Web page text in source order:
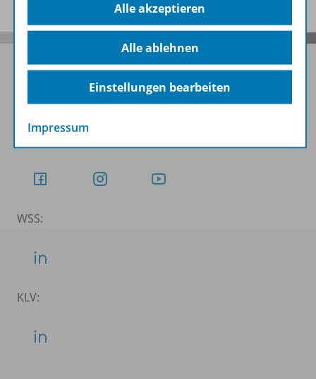
Folgen Sie uns auf Social Media
Schubi:
WSS:
KLV:
Alle akzeptieren
Alle ablehnen
Einstellungen bearbeiten
Impressum